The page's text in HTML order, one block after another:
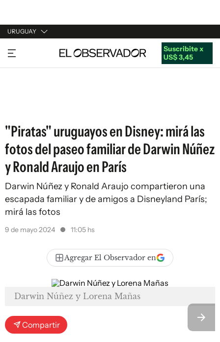
URUGUAY
URUGUAY
ARGENTINA
Suscribite x
US$ 3,45
"Piratas" uruguayos en Disney: mirá las
fotos del paseo familiar de Darwin Núñez
y Ronald Araujo en París
Darwin Núñez y Ronald Araujo compartieron una
escapada familiar y de amigos a Disneyland París;
mirá las fotos
9 de mayo 2024 11:05 hs
Agregar El Observador en
Darwin Núñez y Lorena Mañas
Compartir